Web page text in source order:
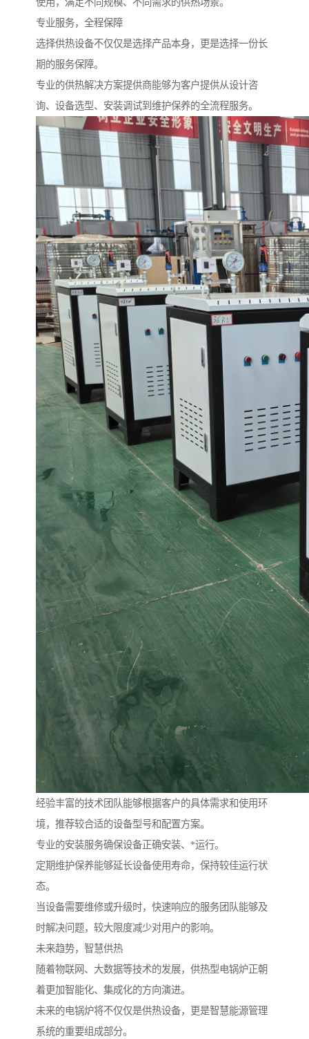
使用，满足不同规模、不同需求的供热场景。
专业服务，全程保障
选择供热设备不仅仅是选择产品本身，更是选择一份长
期的服务保障。
专业的供热解决方案提供商能够为客户提供从设计咨
询、设备选型、安装调试到维护保养的全流程服务。
经验丰富的技术团队能够根据客户的具体需求和使用环
境，推荐较合适的设备型号和配置方案。
专业的安装服务确保设备正确安装、*运行。
定期维护保养能够延长设备使用寿命，保持较佳运行状
态。
当设备需要维修或升级时，快速响应的服务团队能够及
时解决问题，较大限度减少对用户的影响。
未来趋势，智慧供热
随着物联网、大数据等技术的发展，供热型电锅炉正朝
着更加智能化、集成化的方向演进。
未来的电锅炉将不仅仅是供热设备，更是智慧能源管理
系统的重要组成部分。